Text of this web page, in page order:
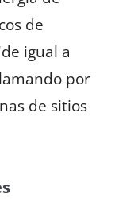
de
igual a
por
de sitios